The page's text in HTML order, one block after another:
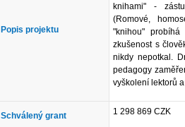
Popis projektu
knihami" -
(Romové,
"knihou"
zkušenost s
nikdy nepotkal.
pedagogy
vyškolení lektorů
Schválený grant 1 298 869 CZK